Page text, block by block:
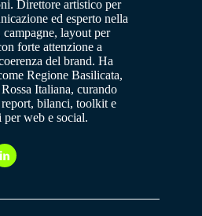
Direttore artistico per
ed esperto nella
layout per
forte attenzione a
del brand. Ha
Regione Basilicata,
Italiana, curando
bilanci, toolkit e
web e social.